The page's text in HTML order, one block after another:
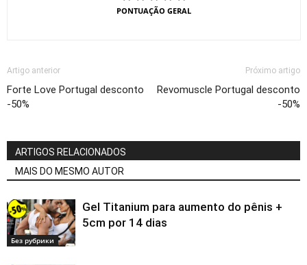
PONTUAÇÃO GERAL
Artigo anterior
Forte Love Portugal desconto
-50%
Próximo artigo
Revomuscle Portugal desconto
-50%
ARTIGOS RELACIONADOS
MAIS DO MESMO AUTOR
Без рубрики
Gel Titanium para aumento do pênis +
5cm por 14 dias